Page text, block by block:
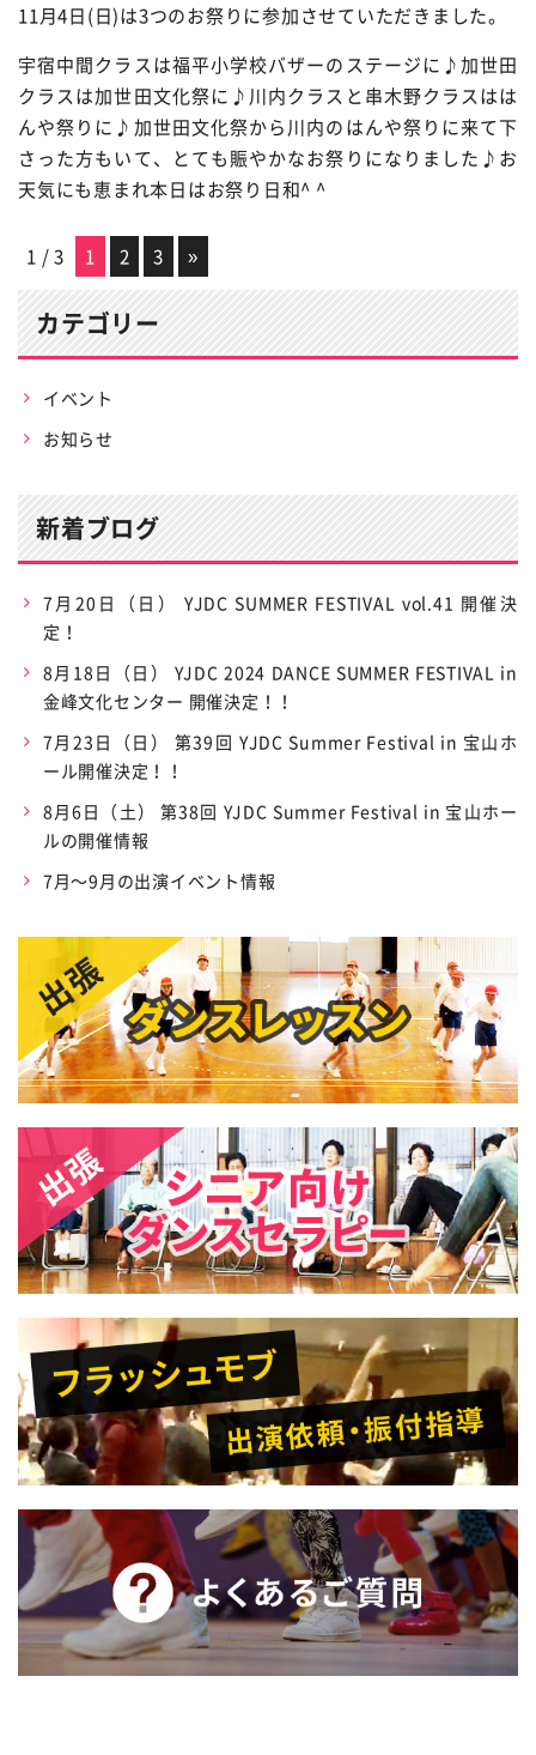
11月4日(日)は3つのお祭りに参加させていただきました。
宇宿中間クラスは福平小学校バザーのステージに♪加世田
クラスは加世田文化祭に♪川内クラスと串木野クラスはは
んや祭りに♪加世田文化祭から川内のはんや祭りに来て下
さった方もいて、とても賑やかなお祭りになりました♪お
天気にも恵まれ本日はお祭り日和^ ^
1 / 3 1 2 3 »
カテゴリー
イベント
お知らせ
新着ブログ
7月20日（日） YJDC SUMMER FESTIVAL vol.41 開催決
定！
8月18日（日） YJDC 2024 DANCE SUMMER FESTIVAL in
金峰文化センター 開催決定！！
7月23日（日） 第39回 YJDC Summer Festival in 宝山ホ
ール開催決定！！
8月6日（土） 第38回 YJDC Summer Festival in 宝山ホー
ルの開催情報
7月〜9月の出演イベント情報